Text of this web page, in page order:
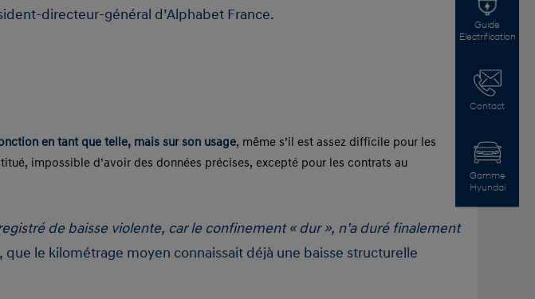
directeur-général d’Alphabet France.
en tant que telle, mais sur son usage, même s’il est assez difficile pour les
impossible d’avoir des données précises, excepté pour les contrats au
de baisse violente, car le confinement « dur », n’a duré finalement
le kilométrage moyen connaissait déjà une baisse structurelle
Guide
Electrification
Contact
Gamme
Hyundai